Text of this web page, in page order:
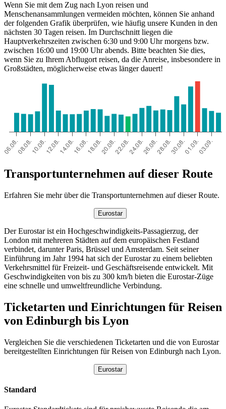
Wenn Sie mit dem Zug nach Lyon reisen und
Menschenansammlungen vermeiden möchten, können Sie anhand
der folgenden Grafik überprüfen, wie häufig unsere Kunden in den
nächsten 30 Tagen reisen. Im Durchschnitt liegen die
Hauptverkehrszeiten zwischen 6:30 und 9:00 Uhr morgens bzw.
zwischen 16:00 und 19:00 Uhr abends. Bitte beachten Sie dies,
wenn Sie zu Ihrem Abflugort reisen, da die Anreise, insbesondere in
Großstädten, möglicherweise etwas länger dauert!
Transportunternehmen auf dieser Route
Erfahren Sie mehr über die Transportunternehmen auf dieser Route.
Eurostar
Der Eurostar ist ein Hochgeschwindigkeits-Passagierzug, der
London mit mehreren Städten auf dem europäischen Festland
verbindet, darunter Paris, Brüssel und Amsterdam. Seit seiner
Einführung im Jahr 1994 hat sich der Eurostar zu einem beliebten
Verkehrsmittel für Freizeit- und Geschäftsreisende entwickelt. Mit
Geschwindigkeiten von bis zu 300 km/h bieten die Eurostar-Züge
eine schnelle und umweltfreundliche Verbindung.
Ticketarten und Einrichtungen für Reisen
von Edinburgh bis Lyon
Vergleichen Sie die verschiedenen Ticketarten und die von Eurostar
bereitgestellten Einrichtungen für Reisen von Edinburgh nach Lyon.
Eurostar
Standard